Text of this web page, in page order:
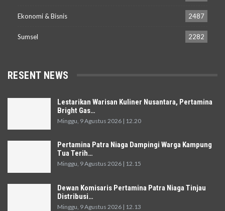
Ekonomi & Bisnis 2487
Sumsel 2282
RESENT NEWS
Lestarikan Warisan Kuliner Nusantara, Pertamina
Bright Gas…
Minggu, 9 Agustus 2026 | 12.20
Pertamina Patra Niaga Dampingi Warga Kampung
Tua Terih…
Minggu, 9 Agustus 2026 | 12.15
Dewan Komisaris Pertamina Patra Niaga Tinjau
Distribusi…
Minggu, 9 Agustus 2026 | 12.13